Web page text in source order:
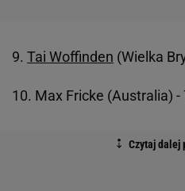
9. Tai Woffinden (Wielka
10. Max Fricke (Australia) -